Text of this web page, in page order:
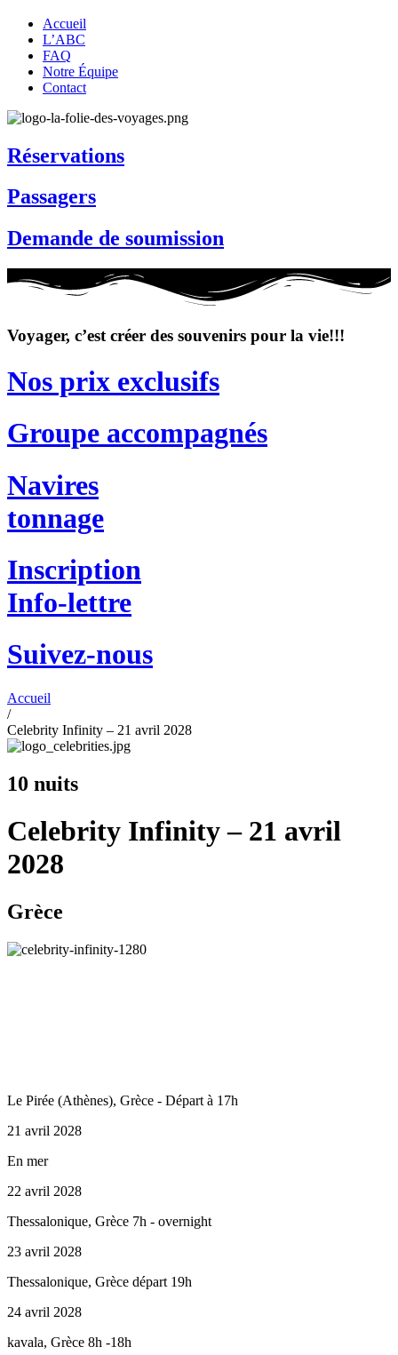
Accueil
L’ABC
FAQ
Notre Équipe
Contact
Réservations
Passagers
Demande de soumission
Voyager, c’est créer des souvenirs pour la vie!!!
Nos prix exclusifs
Groupe accompagnés
Navires
tonnage
Inscription
Info-lettre
Suivez-nous
Accueil
/
Celebrity Infinity – 21 avril 2028
10 nuits
Celebrity Infinity – 21 avril
2028
Grèce
Le Pirée (Athènes), Grèce - Départ à 17h
21 avril 2028
En mer
22 avril 2028
Thessalonique, Grèce 7h - overnight
23 avril 2028
Thessalonique, Grèce départ 19h
24 avril 2028
kavala, Grèce 8h -18h